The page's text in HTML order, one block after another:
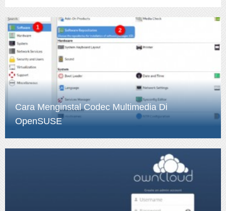
Cara Menginstal Codec Multimedia Di
OpenSUSE